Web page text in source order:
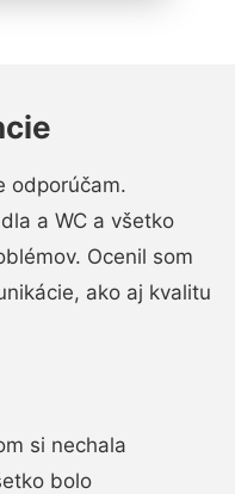
odporúčam.
a WC a všetko
Ocenil som
ako aj kvalitu
si nechala
bolo